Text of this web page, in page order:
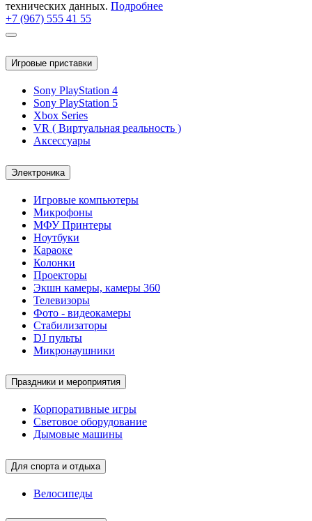
технических данных. Подробнее
+7 (967) 555 41 55
Игровые приставки
Sony PlayStation 4
Sony PlayStation 5
Xbox Series
VR ( Виртуальная реальность )
Аксессуары
Электроника
Игровые компьютеры
Микрофоны
МФУ Принтеры
Ноутбуки
Караоке
Колонки
Проекторы
Экшн камеры, камеры 360
Телевизоры
Фото - видеокамеры
Стабилизаторы
DJ пульты
Микронаушники
Праздники и мероприятия
Корпоративные игры
Световое оборудование
Дымовые машины
Для спорта и отдыха
Велосипеды